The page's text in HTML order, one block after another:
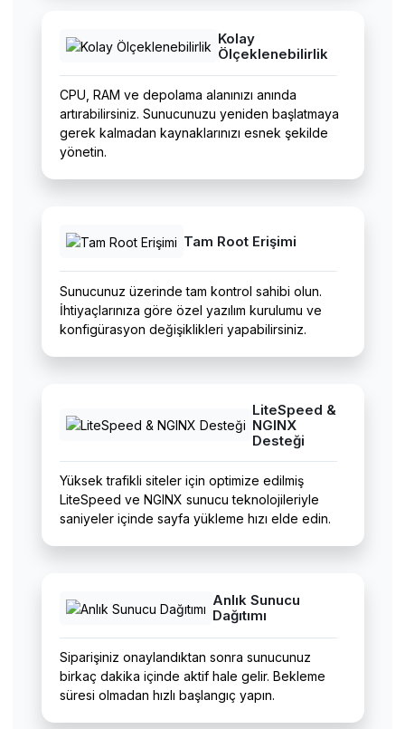
Kolay
Ölçeklenebilirlik
CPU, RAM ve depolama alanınızı anında
artırabilirsiniz. Sunucunuzu yeniden başlatmaya
gerek kalmadan kaynaklarınızı esnek şekilde
yönetin.
Tam Root Erişimi
Sunucunuz üzerinde tam kontrol sahibi olun.
İhtiyaçlarınıza göre özel yazılım kurulumu ve
konfigürasyon değişiklikleri yapabilirsiniz.
LiteSpeed &
NGINX
Desteği
Yüksek trafikli siteler için optimize edilmiş
LiteSpeed ve NGINX sunucu teknolojileriyle
saniyeler içinde sayfa yükleme hızı elde edin.
Anlık Sunucu
Dağıtımı
Siparişiniz onaylandıktan sonra sunucunuz
birkaç dakika içinde aktif hale gelir. Bekleme
süresi olmadan hızlı başlangıç yapın.